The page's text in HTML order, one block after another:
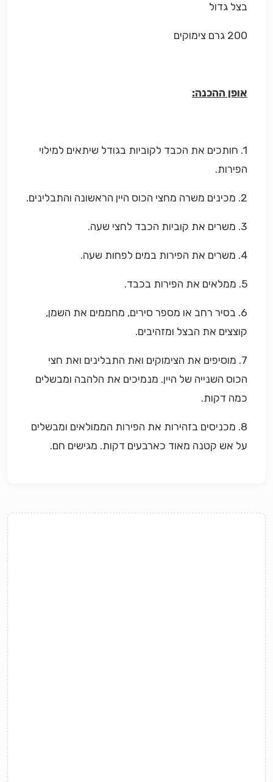
בצל גדול
200 גרם צימוקים
אופן ההכנה:
1. חותכים את הכבד לקוביות בגודל שיתאים למילוי
הפירות.
2. מכינים משרה מחצי הכוס היין הראשונה והתבלינים.
3. משרים את קוביות הכבד לחצי שעה.
4. משרים את הפירות במים לפחות שעה.
5. ממלאים את הפירות בכבד.
6. בסיר רחב או מספר סירים, מחממים את השמן,
קוצצים את הבצל ומזהיבים.
7. מוסיפים את הצימוקים ואת התבלינים ואת חצי
הכוס השנייה של היין. מנמיכים את הלהבה ומבשלים
כמה דקות.
8. מכניסים בזהירות את הפירות הממולאים ומבשלים
על אש קטנה מאוד כארבעים דקות. מגישים חם.